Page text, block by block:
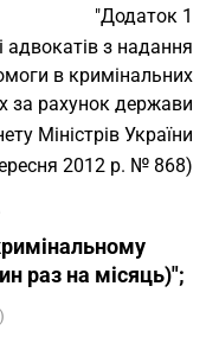
"Додаток 1
з надання
в кримінальних
за рахунок держави
Міністрів України
2012 р. № 868)
раз на місяць)";